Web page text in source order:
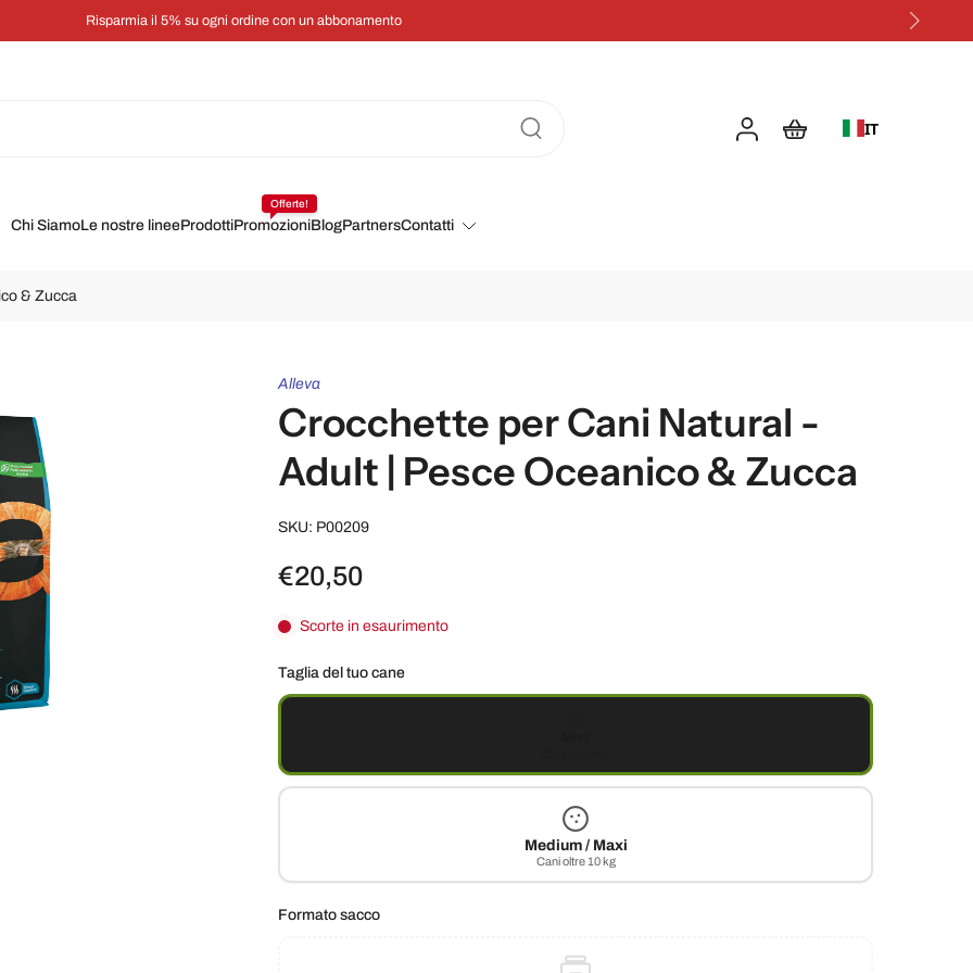
Risparmia il 5% su ogni ordine con un abbonamento
IT
Chi SiamoLe nostre lineeProdottiPromozioni
Offerte!
BlogPartnersContatti
& Zucca
Alleva
Crocchette per Cani Natural -
Adult | Pesce Oceanico & Zucca
SKU: P00209
€20,50
Scorte in esaurimento
Taglia del tuo cane
Medium / Maxi
Cani oltre 10 kg
Formato sacco